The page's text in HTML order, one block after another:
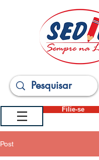
Filie-se
Post